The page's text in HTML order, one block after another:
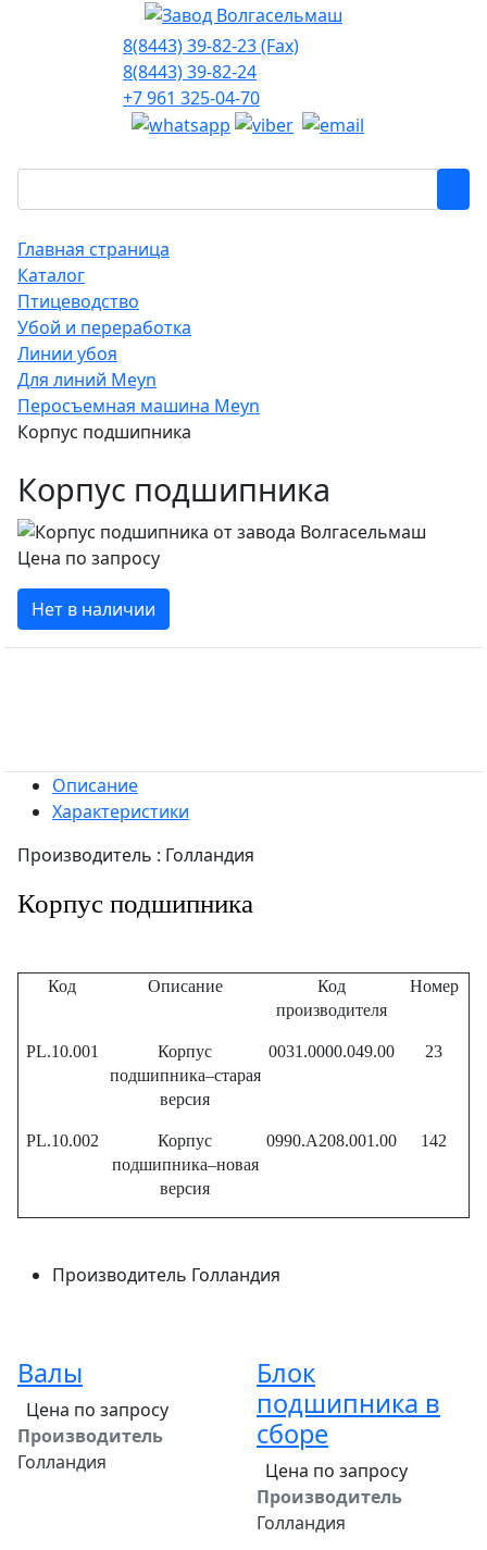
8(8443) 39-82-23 (Fax)
8(8443) 39-82-24
+7 961 325-04-70
Главная страница
Каталог
Птицеводство
Убой и переработка
Линии убоя
Для линий Meyn
Перосъемная машина Meyn
Корпус подшипника
Корпус подшипника
Цена по запросу
Нет в наличии
Описание
Характеристики
Производитель : Голландия
Корпус подшипника
Код Описание
Код
производителя
Номер
PL.10.001
Корпус
подшипника–старая
версия
0031.0000.049.00 23
PL.10.002
Корпус
подшипника–новая
версия
0990.A208.001.00 142
Производитель Голландия
Валы
Цена по запросу
Производитель
Голландия
Блок
подшипника в
сборе
Цена по запросу
Производитель
Голландия